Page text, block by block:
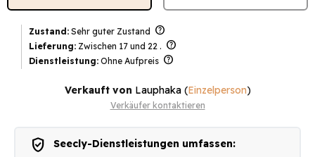
Zustand: Sehr guter Zustand help
Lieferung: Zwischen 17 und 22 . help
Dienstleistung: Ohne Aufpreis help
Verkauft von Lauphaka(Einzelperson)
Verkäufer kontaktieren
verified_user Seecly-Dienstleistungen umfassen: